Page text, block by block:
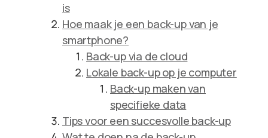
is
Hoe maak je een back-up van je
smartphone?
Back-up via de cloud
Lokale back-up op je computer
Back-up maken van
specifieke data
Tips voor een succesvolle back-up